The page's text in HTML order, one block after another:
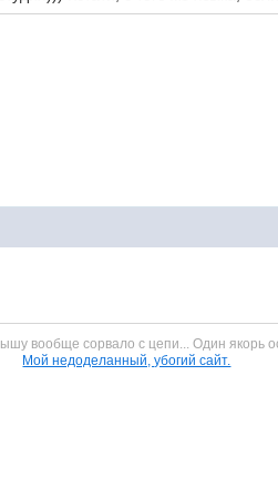
вообще сорвало с цепи... Один якорь
Мой недоделанный, убогий сайт.